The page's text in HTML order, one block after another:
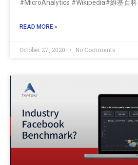
#MicroAnalytics #Wikipedia#維基百科
READ MORE »
October 27, 2020 No Comments